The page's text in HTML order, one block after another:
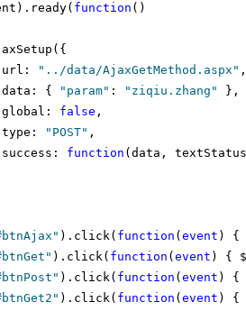
function ()
                url:
"../data/AjaxGetMethod.aspx" ,
                data: {
"param" : "ziqiu.zhang"
},
                global:
false ,
                type:
"POST" ,
                success:
function (data,
).click( function ( event ) {
).click( function ( event ) {
).click( function ( event ) {
).click( function ( event ) {